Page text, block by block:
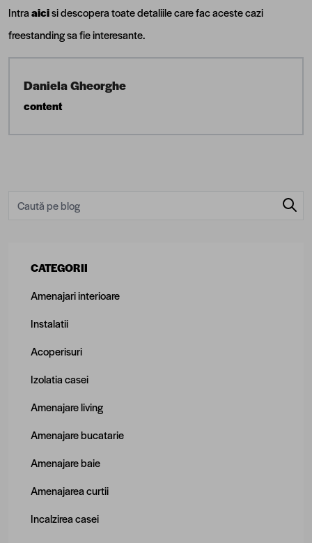
Intraaicisi descopera toate detaliile care fac aceste cazi
freestanding sa fie interesante.
Daniela Gheorghe
content
CATEGORII
Amenajari interioare
Instalatii
Acoperisuri
Izolatia casei
Amenajare living
Amenajare bucatarie
Amenajare baie
Amenajarea curtii
Incalzirea casei